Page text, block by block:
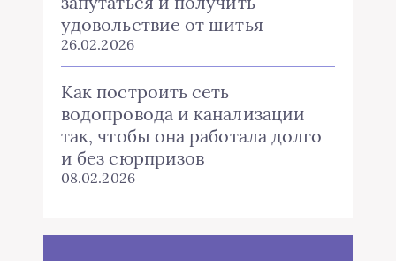
удовольствие от шитья
26.02.2026
Как построить сеть
водопровода и канализации
так, чтобы она работала долго
и без сюрпризов
08.02.2026